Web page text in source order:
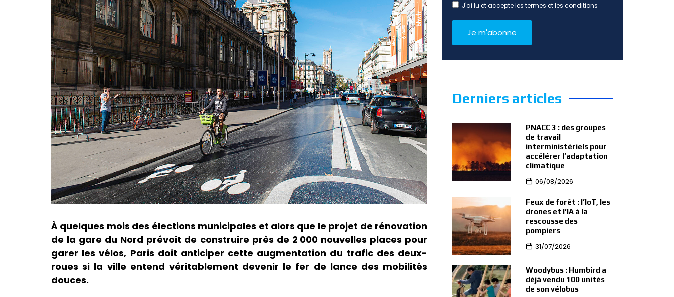
À quelques mois des élections municipales et alors que le projet de rénovation
de la gare du Nord prévoit de construire près de 2 000 nouvelles places pour
garer les vélos, Paris doit anticiper cette augmentation du trafic des deux-
roues si la ville entend véritablement devenir le fer de lance des mobilités
douces.
J'ai lu et accepte les termes et les conditions
Derniers articles
PNACC 3 : des groupes
de travail
interministériels pour
accélérer l’adaptation
climatique
06/08/2026
Feux de forêt : l’IoT, les
drones et l’IA à la
rescousse des
pompiers
31/07/2026
Woodybus : Humbird a
déjà vendu 100 unités
de son vélobus